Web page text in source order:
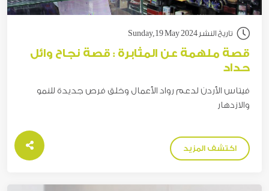
تاريخ النشر Sunday,19 May 2024
قصة ملهمة عن المثابرة : قصة نجاح وائل
حداد
فيتاس الأردن لدعم رواد الأعمال وخلق فرص جديدة للنمو
والازدهار
اكتشف المزيد